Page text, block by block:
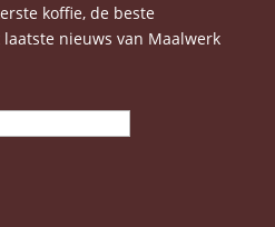
koffie, de beste
nieuws van Maalwerk